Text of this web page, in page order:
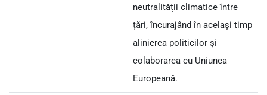
neutralității climatice între
țări, încurajând în același timp
alinierea politicilor și
colaborarea cu Uniunea
Europeană.